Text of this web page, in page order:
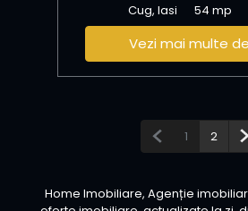
Cug, Iasi
54 mp
Vezi mai multe
Pagina
1 2
Home Imobiliare, Agenție